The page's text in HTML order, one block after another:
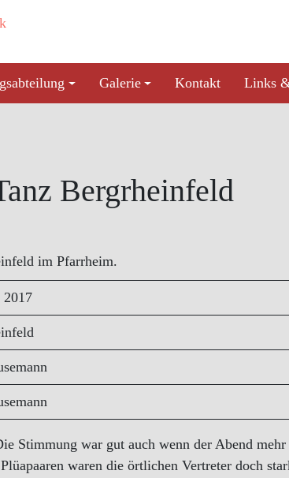
Galerie Kontakt Links
Bergrheinfeld
im Pfarrheim.
Stimmung war gut auch wenn der Abend mehr
waren die örtlichen Vertreter doch